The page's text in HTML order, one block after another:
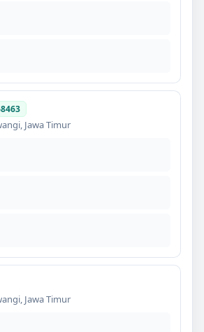
, Jawa Timur
, Jawa Timur